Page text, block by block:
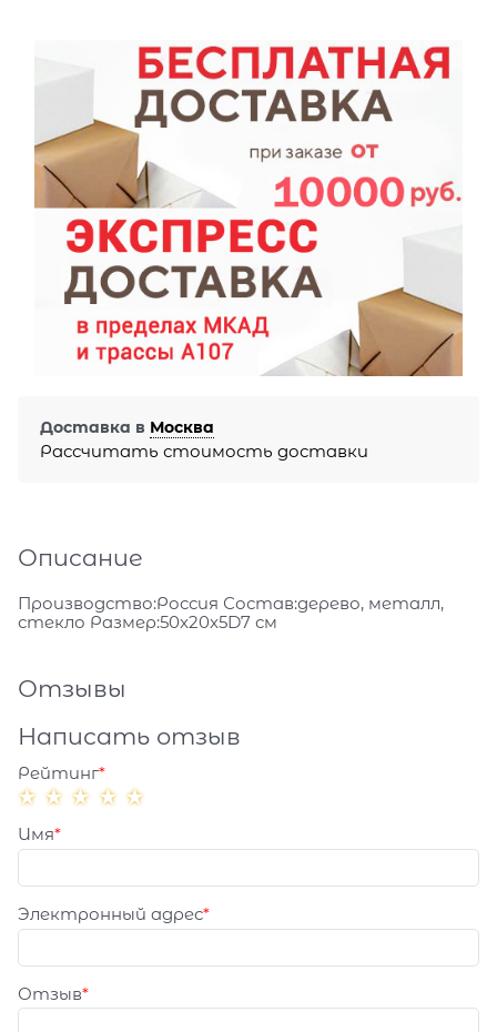
Доставка в Москва
Рассчитать стоимость доставки
Описание
Производство:Россия Состав:дерево, металл,
стекло Размер:50x20x5D7 см
Отзывы
Написать отзыв
Рейтинг
Имя
Электронный адрес
Отзыв